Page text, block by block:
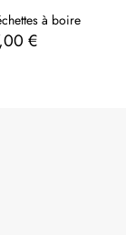
à boire
€